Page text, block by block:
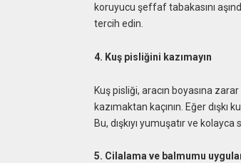
koruyucu şeffaf tabakasını
tercih edin.
4. Kuş pisliğini kazımayın
Kuş pisliği, aracın boyasına
kazımaktan kaçının. Eğer dışkı
Bu, dışkıyı yumuşatır ve
5. Cilalama ve balmumu